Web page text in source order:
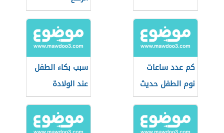
كم عدد ساعات
نوم الطفل حديث
الولادة
سبب بكاء الطفل
عند الولادة